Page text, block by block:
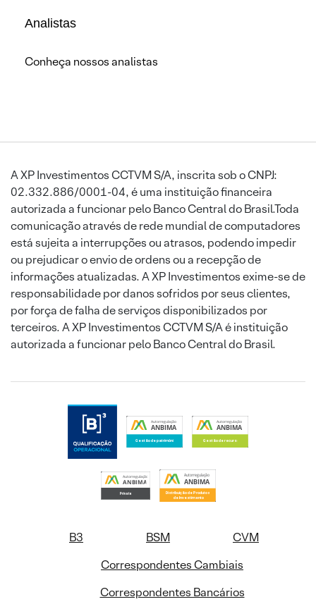
Analistas
Conheça nossos analistas
A XP Investimentos CCTVM S/A, inscrita sob o CNPJ:
02.332.886/0001-04, é uma instituição financeira
autorizada a funcionar pelo Banco Central do Brasil.Toda
comunicação através de rede mundial de computadores
está sujeita a interrupções ou atrasos, podendo impedir
ou prejudicar o envio de ordens ou a recepção de
informações atualizadas. A XP Investimentos exime-se de
responsabilidade por danos sofridos por seus clientes,
por força de falha de serviços disponibilizados por
terceiros. A XP Investimentos CCTVM S/A é instituição
autorizada a funcionar pelo Banco Central do Brasil.
B3 BSM
CVM
Correspondentes Cambiais
Correspondentes Bancários